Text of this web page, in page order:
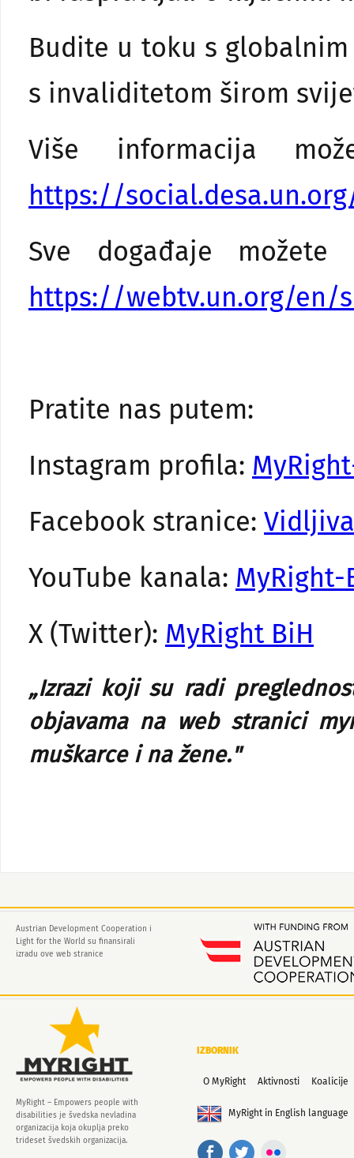
Budite u toku s
s invaliditetom širom
Više informacija
https://
Sve događaje
https://webtv.un.org/en/
Pratite nas putem:
Instagram profila:
Facebook stranice:
YouTube kanala: MyRight-
X (Twitter): MyRight BiH
„Izrazi koji su radi
objavama na web stranici
muškarce i na žene."
Austrian Development Cooperation i
Light for the World su finansirali
izradu ove web stranice
MyRight – Empowers people with
disabilities je švedska nevladina
organizacija koja okuplja preko
trideset švedskih organizacija.
IZBORNIK
O MyRight Aktivnosti Koalicije
MyRight in English language